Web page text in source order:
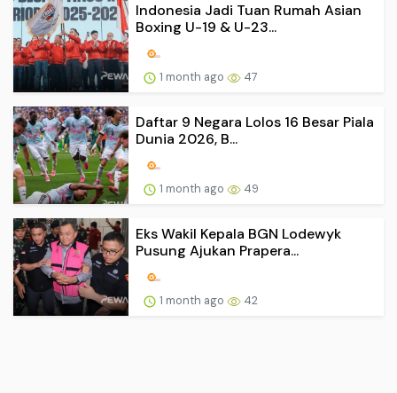
Indonesia Jadi Tuan Rumah Asian
Boxing U-19 & U-23...
1 month ago 47
Daftar 9 Negara Lolos 16 Besar Piala
Dunia 2026, B...
1 month ago 49
Eks Wakil Kepala BGN Lodewyk
Pusung Ajukan Prapera...
1 month ago 42